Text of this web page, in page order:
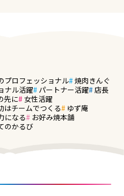
プロフェッショナル 焼肉きんぐ
ナル活躍 パートナー活躍 店長
先に
女性活躍
はチームでつくる
ゆず庵
になる
お好み焼本舗
のかるび